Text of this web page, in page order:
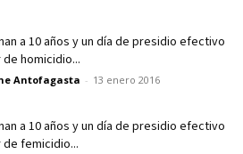
a 10 años y un día de presidio efectivo
de homicidio...
Antofagasta - 13 enero 2016
a 10 años y un día de presidio efectivo
de femicidio...